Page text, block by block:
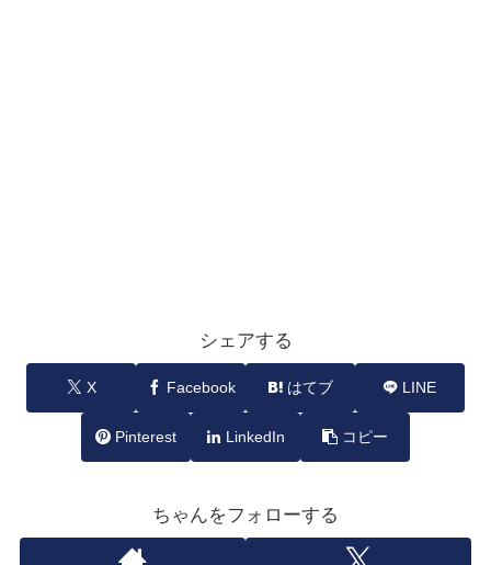
シェアする
X Facebook はてブ LINE
Pinterest LinkedIn コピー
ちゃんをフォローする